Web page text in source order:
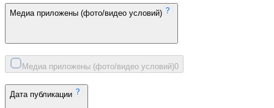
Медиа приложены (фото/видео условий)
Медиа приложены (фото/видео условий)0
Дата публикации